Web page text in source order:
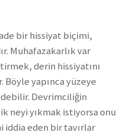
bir hissiyat biçimi,
Muhafazakarlık var
derin hissiyatını
yapınca yüzeye
Devrimciliğin
neyi yıkmak istiyorsa onu
iddia eden bir tavırlar